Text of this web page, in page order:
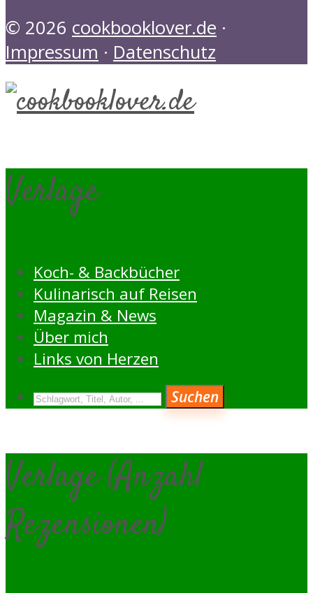
© 2026 cookbooklover.de ·
Impressum · Datenschutz
Verlage
Koch- & Backbücher
Kulinarisch auf Reisen
Magazin & News
Über mich
Links von Herzen
Suchen
Verlage (Anzahl
Rezensionen)